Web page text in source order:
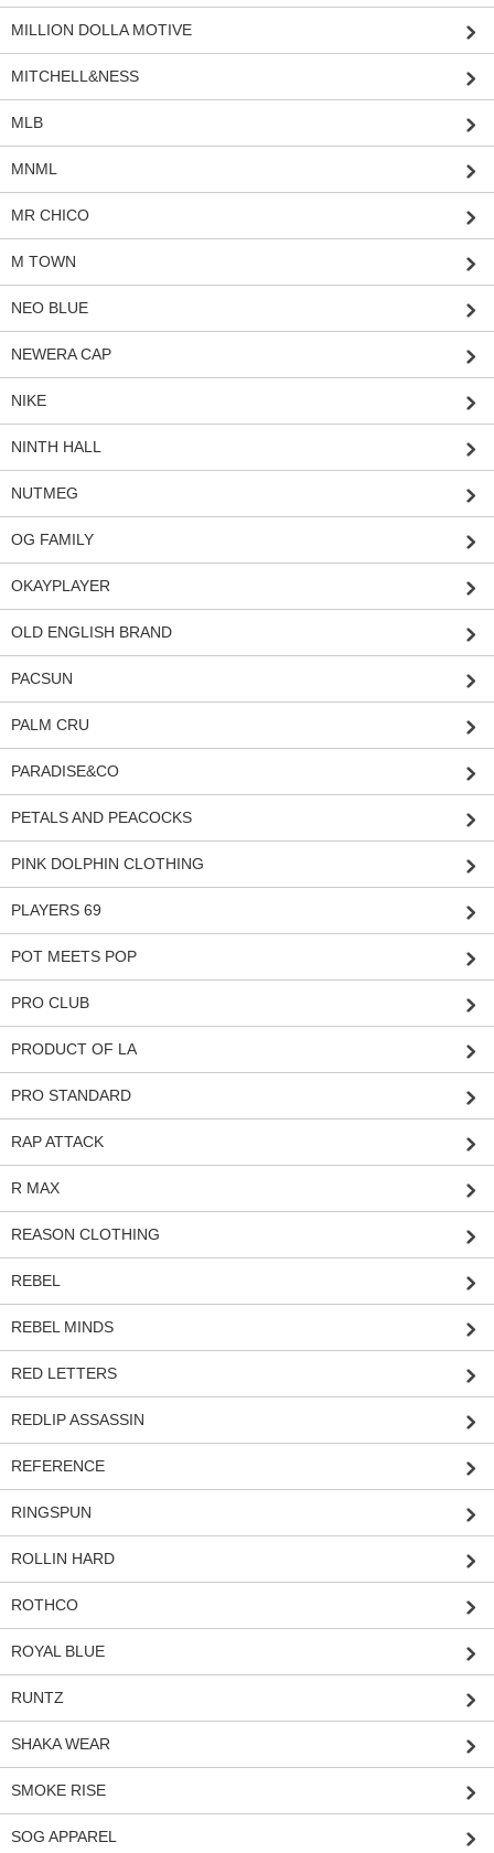
MILLION DOLLA MOTIVE
MITCHELL&NESS
MLB
MNML
MR CHICO
M TOWN
NEO BLUE
NEWERA CAP
NIKE
NINTH HALL
NUTMEG
OG FAMILY
OKAYPLAYER
OLD ENGLISH BRAND
PACSUN
PALM CRU
PARADISE&CO
PETALS AND PEACOCKS
PINK DOLPHIN CLOTHING
PLAYERS 69
POT MEETS POP
PRO CLUB
PRODUCT OF LA
PRO STANDARD
RAP ATTACK
R MAX
REASON CLOTHING
REBEL
REBEL MINDS
RED LETTERS
REDLIP ASSASSIN
REFERENCE
RINGSPUN
ROLLIN HARD
ROTHCO
ROYAL BLUE
RUNTZ
SHAKA WEAR
SMOKE RISE
SOG APPAREL